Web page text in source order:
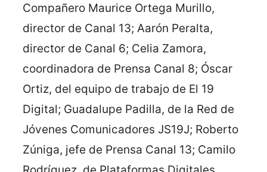
Compañero Maurice Ortega Murillo,
director de Canal 13; Aarón Peralta,
director de Canal 6; Celia Zamora,
coordinadora de Prensa Canal 8; Óscar
Ortiz, del equipo de trabajo de El 19
Digital; Guadalupe Padilla, de la Red de
Jóvenes Comunicadores JS19J; Roberto
Zúniga, jefe de Prensa Canal 13; Camilo